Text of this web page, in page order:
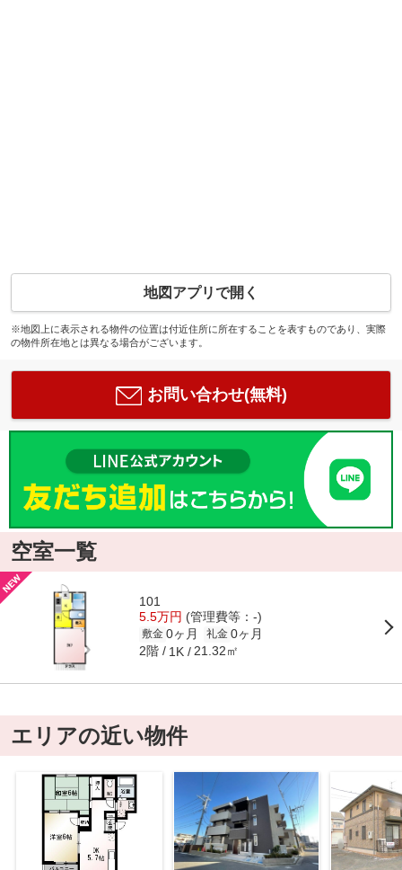
地図アプリで開く
※地図上に表示される物件の位置は付近住所に所在することを表すものであり、実際
の物件所在地とは異なる場合がございます。
お問い合わせ(無料)
空室一覧
101
5.5万円 (管理費等：-)
敷金 0ヶ月 礼金 0ヶ月
2階 1K 21.32㎡
エリアの近い物件